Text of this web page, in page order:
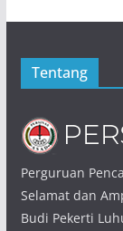
Tentang
Perguruan
Selamat dan
Budi Pekerti